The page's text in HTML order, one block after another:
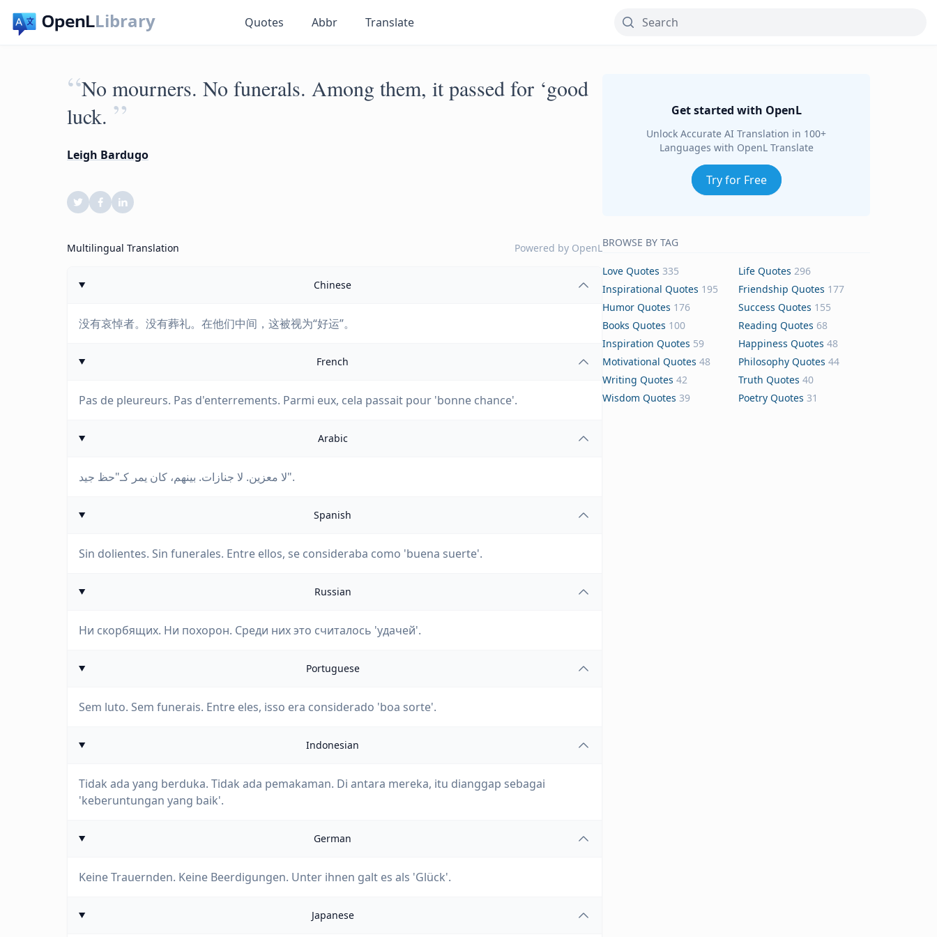
Library Quotes Abbr Translate
“No mourners. No funerals. Among them, it passed for ‘good
luck. ”
Leigh Bardugo
Multilingual Translation Powered by OpenL
Chinese
没有哀悼者。没有葬礼。在他们中间，这被视为“好运”。
French
Pas de pleureurs. Pas d'enterrements. Parmi eux, cela passait pour 'bonne chance'.
Arabic
لا معزين. لا جنازات. بينهم، كان يمر كـ"حظ جيد".
Spanish
Sin dolientes. Sin funerales. Entre ellos, se consideraba como 'buena suerte'.
Russian
Ни скорбящих. Ни похорон. Среди них это считалось 'удачей'.
Portuguese
Sem luto. Sem funerais. Entre eles, isso era considerado 'boa sorte'.
Indonesian
Tidak ada yang berduka. Tidak ada pemakaman. Di antara mereka, itu dianggap sebagai
'keberuntungan yang baik'.
German
Keine Trauernden. Keine Beerdigungen. Unter ihnen galt es als 'Glück'.
Japanese
Get started with OpenL
Unlock Accurate AI Translation in 100+
Languages with OpenL Translate
Try for Free
BROWSE BY TAG
Love Quotes 335 Life Quotes 296
Inspirational Quotes 195 Friendship Quotes 177
Humor Quotes 176 Success Quotes 155
Books Quotes 100 Reading Quotes 68
Inspiration Quotes 59 Happiness Quotes 48
Motivational Quotes 48 Philosophy Quotes 44
Writing Quotes 42 Truth Quotes 40
Wisdom Quotes 39 Poetry Quotes 31